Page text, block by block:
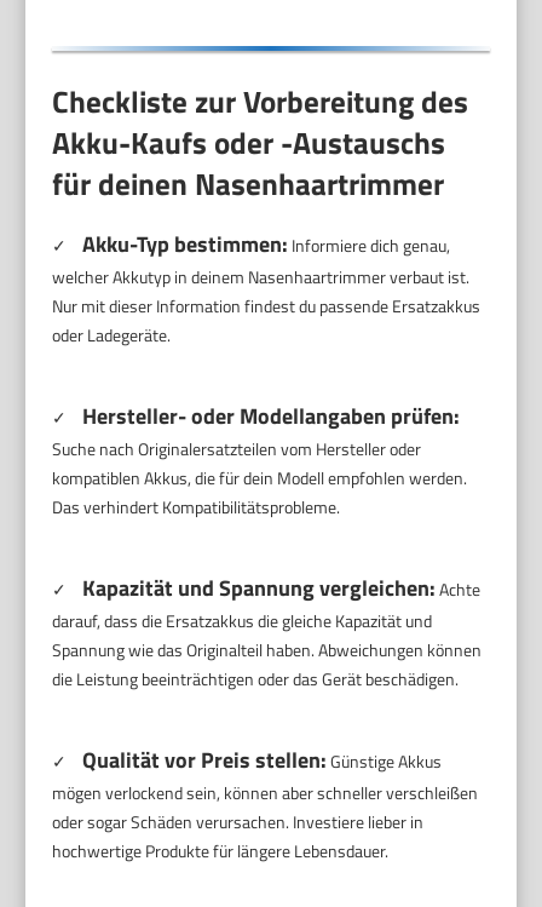
Checkliste zur Vorbereitung des
Akku-Kaufs oder -Austauschs
für deinen Nasenhaartrimmer
✓ Akku-Typ bestimmen: Informiere dich genau,
welcher Akkutyp in deinem Nasenhaartrimmer verbaut ist.
Nur mit dieser Information findest du passende Ersatzakkus
oder Ladegeräte.
✓ Hersteller- oder Modellangaben prüfen:
Suche nach Originalersatzteilen vom Hersteller oder
kompatiblen Akkus, die für dein Modell empfohlen werden.
Das verhindert Kompatibilitätsprobleme.
✓ Kapazität und Spannung vergleichen:Achte
darauf, dass die Ersatzakkus die gleiche Kapazität und
Spannung wie das Originalteil haben. Abweichungen können
die Leistung beeinträchtigen oder das Gerät beschädigen.
✓ Qualität vor Preis stellen:Günstige Akkus
mögen verlockend sein, können aber schneller verschleißen
oder sogar Schäden verursachen. Investiere lieber in
hochwertige Produkte für längere Lebensdauer.